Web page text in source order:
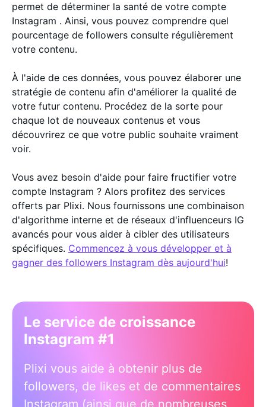
permet de déterminer la santé de votre compte
Instagram . Ainsi, vous pouvez comprendre quel
pourcentage de followers consulte régulièrement
votre contenu.
À l'aide de ces données, vous pouvez élaborer une
stratégie de contenu afin d'améliorer la qualité de
votre futur contenu. Procédez de la sorte pour
chaque lot de nouveaux contenus et vous
découvrirez ce que votre public souhaite vraiment
voir.
Vous avez besoin d'aide pour faire fructifier votre
compte Instagram ? Alors profitez des services
offerts par Plixi. Nous fournissons une combinaison
d'algorithme interne et de réseaux d'influenceurs IG
avancés pour vous aider à cibler des utilisateurs
spécifiques. Commencez à vous développer et à
gagner des followers Instagram dès aujourd'hui!
Le service de croissance
Instagram #1
Plixi vous aide à obtenir plus de
followers, de likes et de commentaires
Instagram (ainsi que de nombreuses